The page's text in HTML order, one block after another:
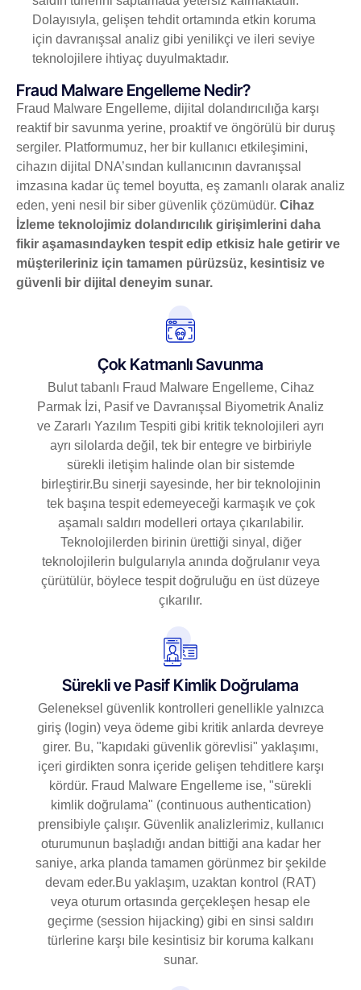
Dolayısıyla, gelişen tehdit ortamında etkin koruma
için davranışsal analiz gibi yenilikçi ve ileri seviye
teknolojilere ihtiyaç duyulmaktadır.
Fraud Malware Engelleme Nedir?
Fraud Malware Engelleme, dijital dolandırıcılığa karşı
reaktif bir savunma yerine, proaktif ve öngörülü bir duruş
sergiler. Platformumuz, her bir kullanıcı etkileşimini,
cihazın dijital DNA’sından kullanıcının davranışsal
imzasına kadar üç temel boyutta, eş zamanlı olarak analiz
eden, yeni nesil bir siber güvenlik çözümüdür. Cihaz
İzleme teknolojimiz dolandırıcılık girişimlerini daha
fikir aşamasındayken tespit edip etkisiz hale getirir ve
müşterileriniz için tamamen pürüzsüz, kesintisiz ve
güvenli bir dijital deneyim sunar.
Çok Katmanlı Savunma
Bulut tabanlı Fraud Malware Engelleme, Cihaz
Parmak İzi, Pasif ve Davranışsal Biyometrik Analiz
ve Zararlı Yazılım Tespiti gibi kritik teknolojileri ayrı
ayrı silolarda değil, tek bir entegre ve birbiriyle
sürekli iletişim halinde olan bir sistemde
birleştirir.Bu sinerji sayesinde, her bir teknolojinin
tek başına tespit edemeyeceği karmaşık ve çok
aşamalı saldırı modelleri ortaya çıkarılabilir.
Teknolojilerden birinin ürettiği sinyal, diğer
teknolojilerin bulgularıyla anında doğrulanır veya
çürütülür, böylece tespit doğruluğu en üst düzeye
çıkarılır.
Sürekli ve Pasif Kimlik Doğrulama
Geleneksel güvenlik kontrolleri genellikle yalnızca
giriş (login) veya ödeme gibi kritik anlarda devreye
girer. Bu, "kapıdaki güvenlik görevlisi" yaklaşımı,
içeri girdikten sonra içeride gelişen tehditlere karşı
kördür. Fraud Malware Engelleme ise, "sürekli
kimlik doğrulama" (continuous authentication)
prensibiyle çalışır. Güvenlik analizlerimiz, kullanıcı
oturumunun başladığı andan bittiği ana kadar her
saniye, arka planda tamamen görünmez bir şekilde
devam eder.Bu yaklaşım, uzaktan kontrol (RAT)
veya oturum ortasında gerçekleşen hesap ele
geçirme (session hijacking) gibi en sinsi saldırı
türlerine karşı bile kesintisiz bir koruma kalkanı
sunar.